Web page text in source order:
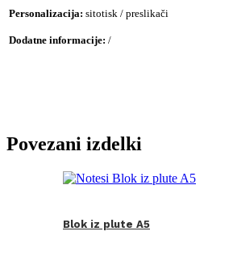
Personalizacija: sitotisk / preslikači
Dodatne informacije: /
Povezani izdelki
Blok iz plute A5